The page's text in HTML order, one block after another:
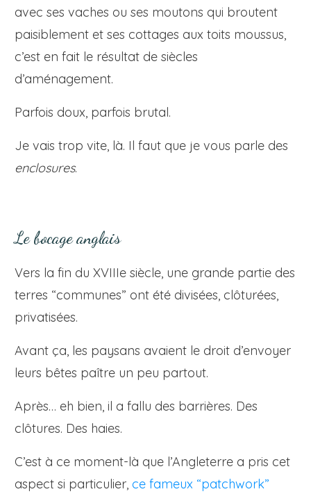
avec ses vaches ou ses moutons qui broutent
paisiblement et ses cottages aux toits moussus,
c’est en fait le résultat de siècles
d’aménagement.
Parfois doux, parfois brutal.
Je vais trop vite, là. Il faut que je vous parle des
enclosures.
Le bocage anglais
Vers la fin du XVIIIe siècle, une grande partie des
terres “communes” ont été divisées, clôturées,
privatisées.
Avant ça, les paysans avaient le droit d’envoyer
leurs bêtes paître un peu partout.
Après… eh bien, il a fallu des barrières. Des
clôtures. Des haies.
C’est à ce moment-là que l’Angleterre a pris cet
aspect si particulier, ce fameux “patchwork”